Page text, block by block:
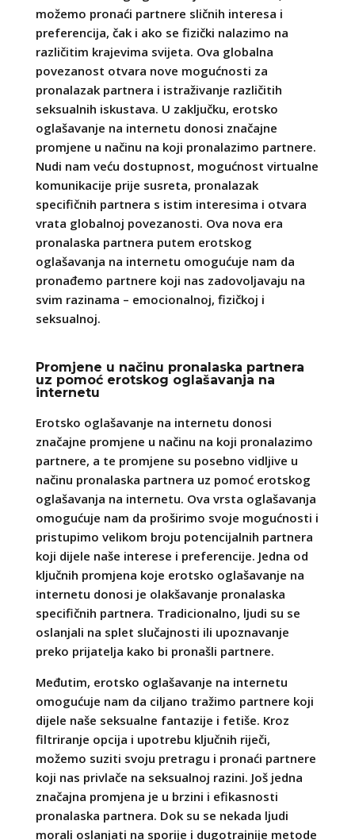
možemo pronaći partnere sličnih interesa i
preferencija, čak i ako se fizički nalazimo na
različitim krajevima svijeta. Ova globalna
povezanost otvara nove mogućnosti za
pronalazak partnera i istraživanje različitih
seksualnih iskustava. U zaključku, erotsko
oglašavanje na internetu donosi značajne
promjene u načinu na koji pronalazimo partnere.
Nudi nam veću dostupnost, mogućnost virtualne
komunikacije prije susreta, pronalazak
specifičnih partnera s istim interesima i otvara
vrata globalnoj povezanosti. Ova nova era
pronalaska partnera putem erotskog
oglašavanja na internetu omogućuje nam da
pronađemo partnere koji nas zadovoljavaju na
svim razinama – emocionalnoj, fizičkoj i
seksualnoj.
Promjene u načinu pronalaska partnera
uz pomoć erotskog oglašavanja na
internetu
Erotsko oglašavanje na internetu donosi
značajne promjene u načinu na koji pronalazimo
partnere, a te promjene su posebno vidljive u
načinu pronalaska partnera uz pomoć erotskog
oglašavanja na internetu. Ova vrsta oglašavanja
omogućuje nam da proširimo svoje mogućnosti i
pristupimo velikom broju potencijalnih partnera
koji dijele naše interese i preferencije. Jedna od
ključnih promjena koje erotsko oglašavanje na
internetu donosi je olakšavanje pronalaska
specifičnih partnera. Tradicionalno, ljudi su se
oslanjali na splet slučajnosti ili upoznavanje
preko prijatelja kako bi pronašli partnere.
Međutim, erotsko oglašavanje na internetu
omogućuje nam da ciljano tražimo partnere koji
dijele naše seksualne fantazije i fetiše. Kroz
filtriranje opcija i upotrebu ključnih riječi,
možemo suziti svoju pretragu i pronaći partnere
koji nas privlače na seksualnoj razini. Još jedna
značajna promjena je u brzini i efikasnosti
pronalaska partnera. Dok su se nekada ljudi
morali oslanjati na sporije i dugotrajnije metode